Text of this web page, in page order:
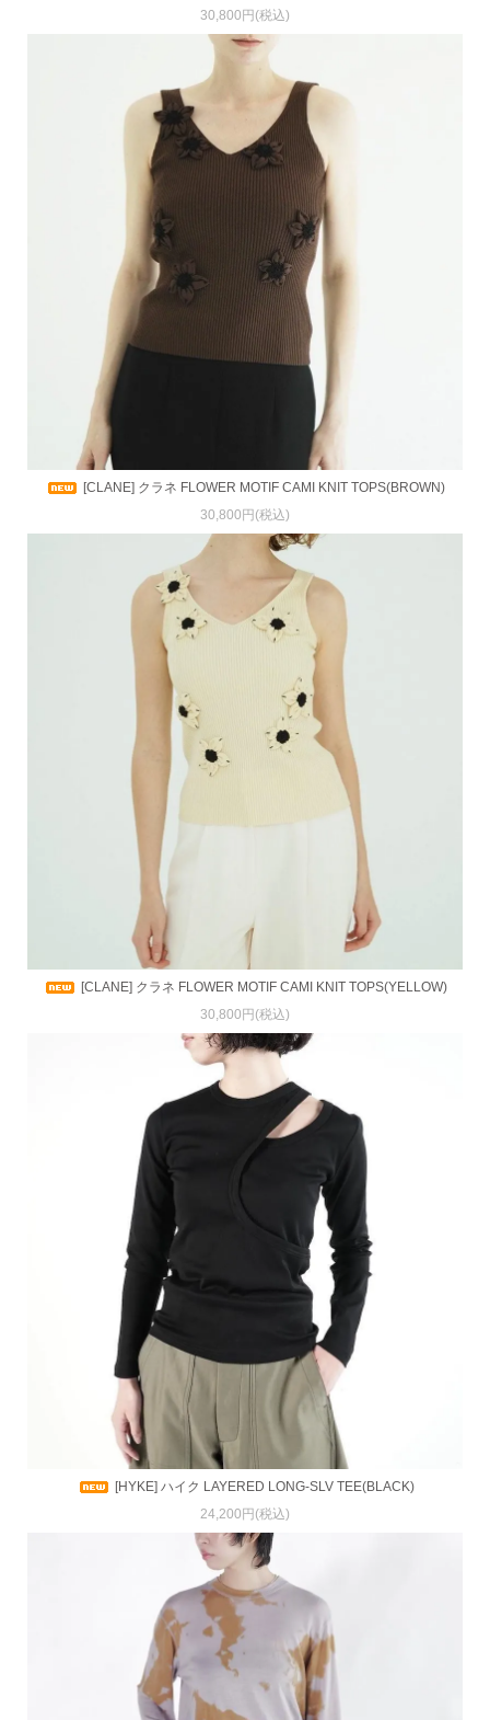
30,800円(税込)
[CLANE] クラネ FLOWER MOTIF CAMI KNIT TOPS(BROWN)
30,800円(税込)
[CLANE] クラネ FLOWER MOTIF CAMI KNIT TOPS(YELLOW)
30,800円(税込)
[HYKE] ハイク LAYERED LONG-SLV TEE(BLACK)
24,200円(税込)